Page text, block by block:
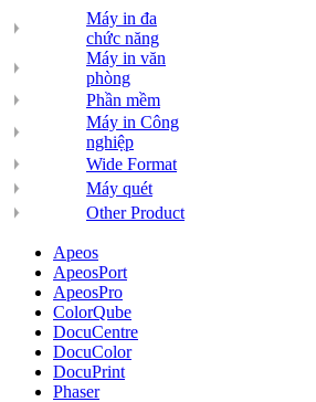
Máy in đa
chức năng
Máy in văn
phòng
Phần mềm
Máy in Công
nghiệp
Wide Format
Máy quét
Other Product
Apeos
ApeosPort
ApeosPro
ColorQube
DocuCentre
DocuColor
DocuPrint
Phaser